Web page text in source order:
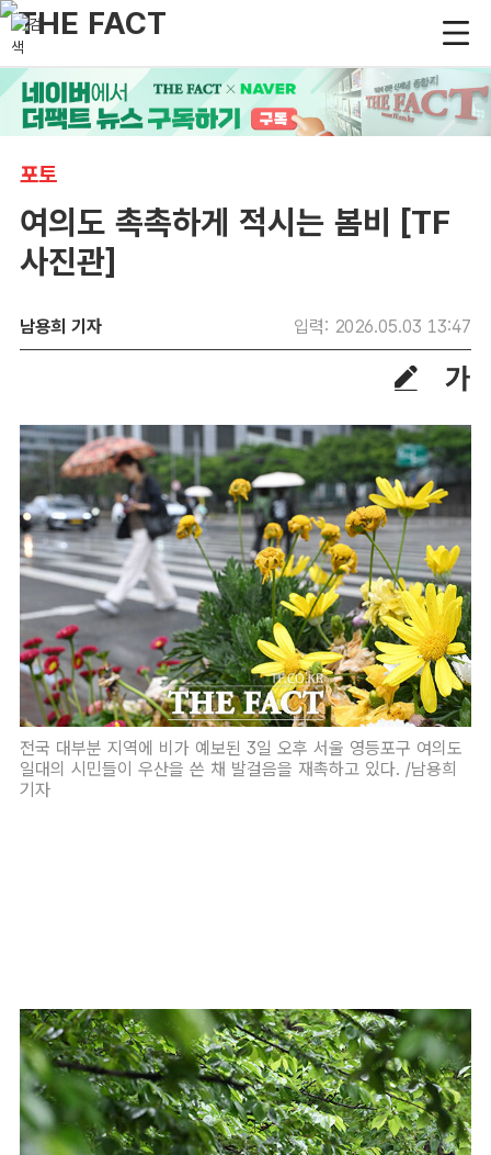
포토
여의도 촉촉하게 적시는 봄비 [TF
사진관]
남용희 기자 입력: 2026.05.03 13:47
전국 대부분 지역에 비가 예보된 3일 오후 서울 영등포구 여의도
일대의 시민들이 우산을 쓴 채 발걸음을 재촉하고 있다. /남용희
기자